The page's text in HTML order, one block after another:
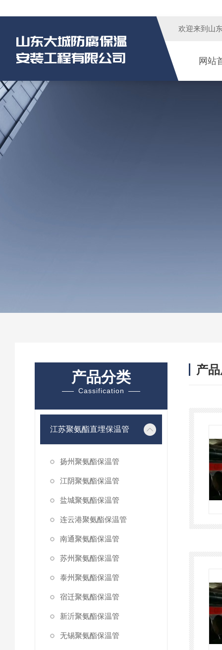
欢迎来到 山
网站
产品分类
Cassification
江苏聚氨酯直埋保温管
扬州聚氨酯保温管
江阴聚氨酯保温管
盐城聚氨酯保温管
连云港聚氨酯保温管
南通聚氨酯保温管
苏州聚氨酯保温管
泰州聚氨酯保温管
宿迁聚氨酯保温管
新沂聚氨酯保温管
无锡聚氨酯保温管
产